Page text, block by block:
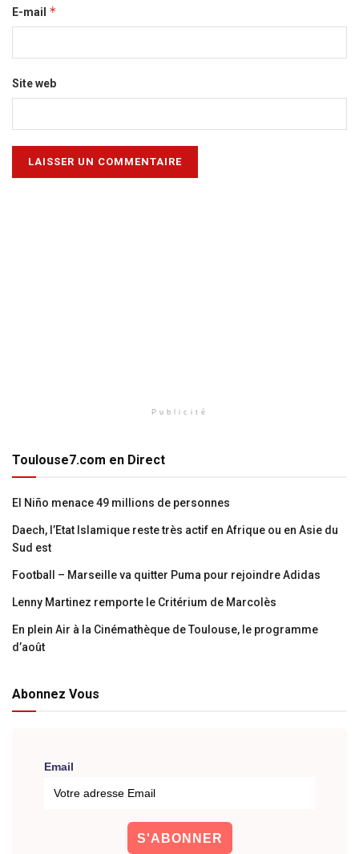
E-mail *
Site web
Publicité
Toulouse7.com en Direct
El Niño menace 49 millions de personnes
Daech, l’Etat Islamique reste très actif en Afrique ou en Asie du
Sud est
Football – Marseille va quitter Puma pour rejoindre Adidas
Lenny Martinez remporte le Critérium de Marcolès
En plein Air à la Cinémathèque de Toulouse, le programme
d’août
Abonnez Vous
Email